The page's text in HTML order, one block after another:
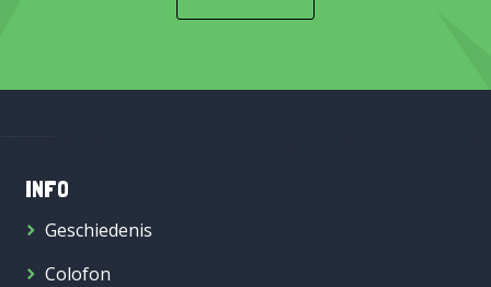
INFO
Geschiedenis
Colofon